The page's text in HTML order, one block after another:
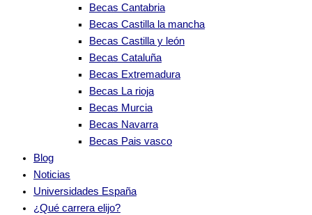
Becas Cantabria
Becas Castilla la mancha
Becas Castilla y león
Becas Cataluña
Becas Extremadura
Becas La rioja
Becas Murcia
Becas Navarra
Becas Pais vasco
Blog
Noticias
Universidades España
¿Qué carrera elijo?